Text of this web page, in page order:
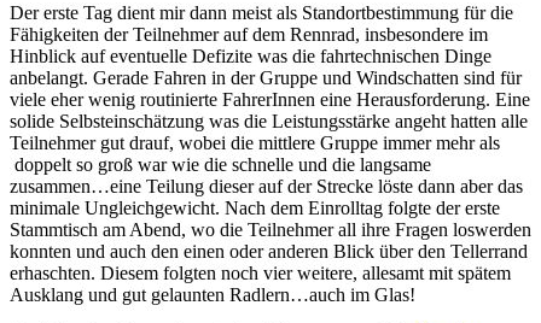
Der erste Tag dient mir dann meist als Standortbestimmung für die
Fähigkeiten der Teilnehmer auf dem Rennrad, insbesondere im
Hinblick auf eventuelle Defizite was die fahrtechnischen Dinge
anbelangt. Gerade Fahren in der Gruppe und Windschatten sind für
viele eher wenig routinierte FahrerInnen eine Herausforderung. Eine
solide Selbsteinschätzung was die Leistungsstärke angeht hatten alle
Teilnehmer gut drauf, wobei die mittlere Gruppe immer mehr als
doppelt so groß war wie die schnelle und die langsame
zusammen…eine Teilung dieser auf der Strecke löste dann aber das
minimale Ungleichgewicht. Nach dem Einrolltag folgte der erste
Stammtisch am Abend, wo die Teilnehmer all ihre Fragen loswerden
konnten und auch den einen oder anderen Blick über den Tellerrand
erhaschten. Diesem folgten noch vier weitere, allesamt mit spätem
Ausklang und gut gelaunten Radlern…auch im Glas!